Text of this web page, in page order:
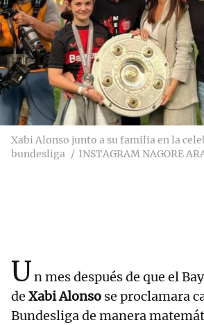
Xabi Alonso junto a su familia en la
bundesliga
INSTAGRAM NAGORE
Un mes después de que el
de Xabi Alonso se proclamara
Bundesliga de manera